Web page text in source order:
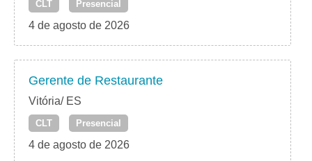
CLT Presencial
4 de agosto de 2026
Gerente de Restaurante
Vitória/ ES
CLT Presencial
4 de agosto de 2026